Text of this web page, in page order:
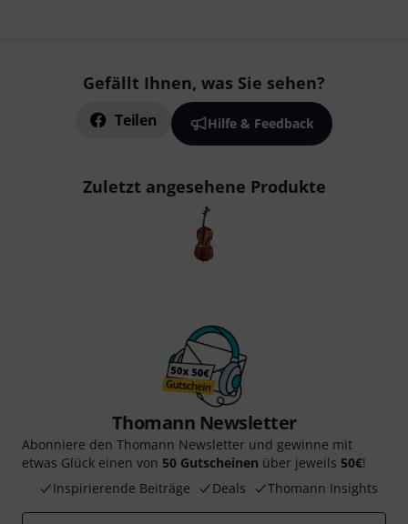
Gefällt Ihnen, was Sie sehen?
Teilen Hilfe & Feedback
Zuletzt angesehene Produkte
Thomann Newsletter
Abonniere den Thomann Newsletter und gewinne mit
etwas Glück einen von 50 Gutscheinen über jeweils 50€!
Inspirierende Beiträge
Deals Thomann Insights